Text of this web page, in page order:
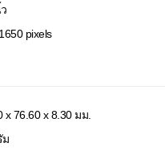
pixels
x 76.60 x 8.30 มม.
ม